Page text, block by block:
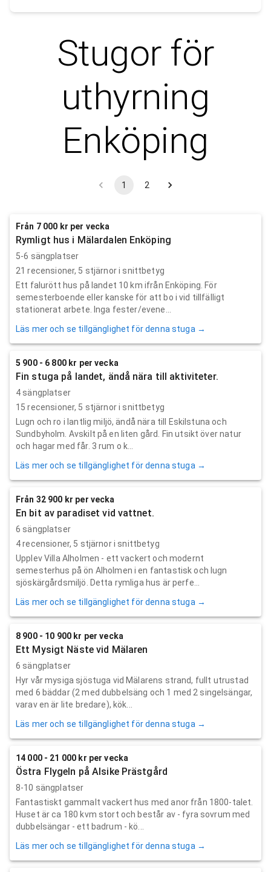
Stugor för
uthyrning
Enköping
1 2
Från 7 000 kr per vecka
Rymligt hus i Mälardalen Enköping
5-6 sängplatser
21 recensioner, 5 stjärnor i snittbetyg
Ett falurött hus på landet 10 km ifrån Enköping. För
semesterboende eller kanske för att bo i vid tillfälligt
stationerat arbete. Inga fester/evene...
Läs mer och se tillgänglighet för denna stuga →
5 900 - 6 800 kr per vecka
Fin stuga på landet, ändå nära till aktiviteter.
4 sängplatser
15 recensioner, 5 stjärnor i snittbetyg
Lugn och ro i lantlig miljö, ändå nära till Eskilstuna och
Sundbyholm. Avskilt på en liten gård. Fin utsikt över natur
och hagar med får. 3 rum o k...
Läs mer och se tillgänglighet för denna stuga →
Från 32 900 kr per vecka
En bit av paradiset vid vattnet.
6 sängplatser
4recensioner, 5 stjärnor i snittbetyg
Upplev Villa Alholmen - ett vackert och modernt
semesterhus på ön Alholmen i en fantastisk och lugn
sjöskärgårdsmiljö. Detta rymliga hus är perfe...
Läs mer och se tillgänglighet för denna stuga →
8 900 - 10 900 kr per vecka
Ett Mysigt Näste vid Mälaren
6 sängplatser
Hyr vår mysiga sjöstuga vid Mälarens strand, fullt utrustad
med 6 bäddar (2 med dubbelsäng och 1 med 2 singelsängar,
varav en är lite bredare), kök...
Läs mer och se tillgänglighet för denna stuga →
14 000 - 21 000 kr per vecka
Östra Flygeln på Alsike Prästgård
8-10 sängplatser
Fantastiskt gammalt vackert hus med anor från 1800-talet.
Huset är ca 180 kvm stort och består av - fyra sovrum med
dubbelsängar - ett badrum - kö...
Läs mer och se tillgänglighet för denna stuga →